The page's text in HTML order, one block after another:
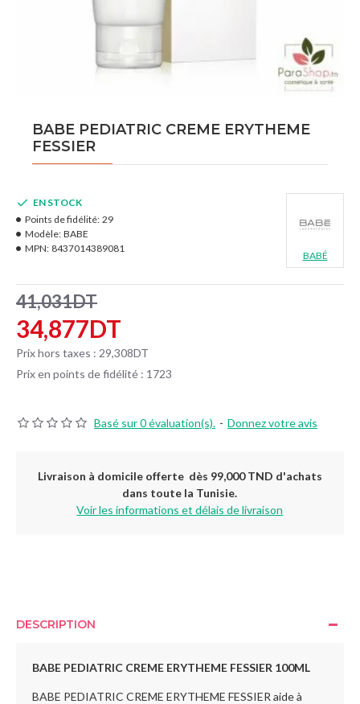
BABE PEDIATRIC CREME ERYTHEME
FESSIER
Basé sur 0 évaluation(s). - Donnez votre avis
34,877DT
41,031DT
Prix hors taxes : 29,308DT
Prix en points de fidélité : 1723
EN STOCK
Points de fidélité: 29
Modèle: BABE
MPN: 8437014389081
BABÉ
Livraison à domicile offerte dès 99,000 TND d'achats
dans toute la Tunisie.
Voir les informations et délais de livraison
DESCRIPTION
BABE PEDIATRIC CREME ERYTHEME FESSIER 100ML
BABE PEDIATRIC CREME ERYTHEME FESSIER aide à